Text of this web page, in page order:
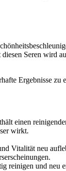
Seren wird
Ergebnisse zu
einen
wirkt.
Vitalität neu
reinigen und neu